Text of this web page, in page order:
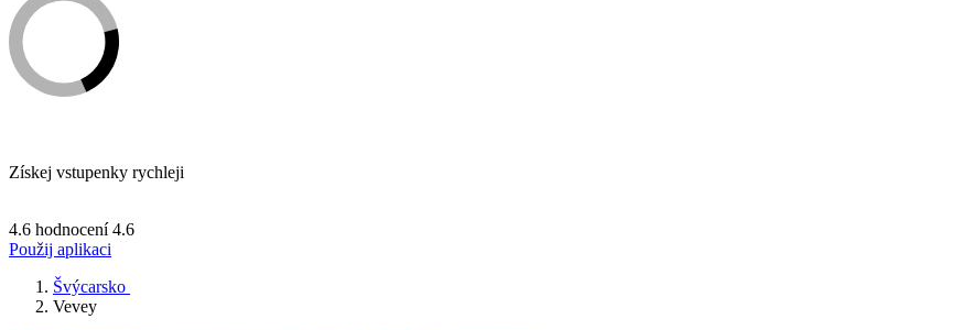
Získej vstupenky rychleji
4.6 hodnocení 4.6
Použij aplikaci
Švýcarsko
Vevey